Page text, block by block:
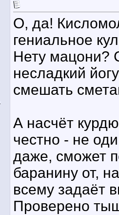
О, да!
гениальное
Нету мацони?
несладкий
смешать
А насчёт
честно - не
даже, сможет
баранину от,
всему задаёт
Проверено